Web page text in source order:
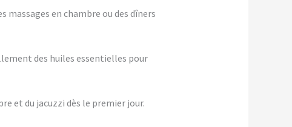
massages en chambre ou des dîners
des huiles essentielles pour
et du jacuzzi dès le premier jour.